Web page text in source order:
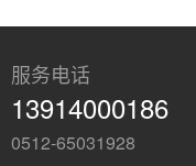
服务电话
13914000186
0512-65031928